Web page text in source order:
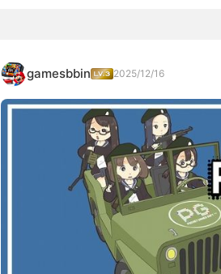
gamesbbin 2025/12/16